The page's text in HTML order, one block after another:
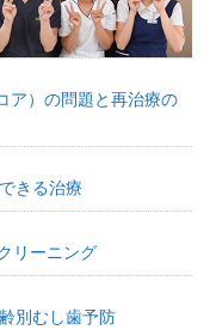
ア）の問題と再治療の
きる治療
リーニング
別むし歯予防